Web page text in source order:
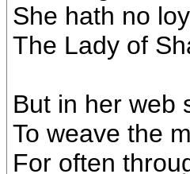
She hath no
The Lady of
But in her web
To weave the
For often